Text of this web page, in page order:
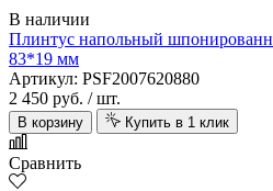
В наличии
Плинтус напольный
83*19 мм
Артикул: PSF2007620880
2 450 руб. / шт.
В корзину Купить в 1 клик
Сравнить